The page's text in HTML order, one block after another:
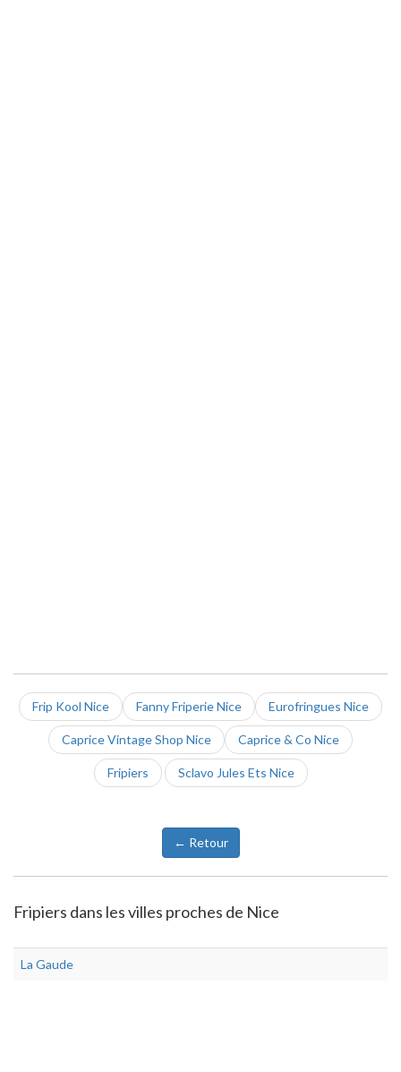
Frip Kool Nice Fanny Friperie Nice Eurofringues Nice
Caprice Vintage Shop Nice Caprice & Co Nice
Fripiers Sclavo Jules Ets Nice
← Retour
Fripiers dans les villes proches de Nice
La Gaude